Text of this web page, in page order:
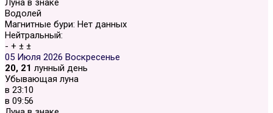
Водолей
Магнитные бури: Нет данных
Нейтральный:
- + ± ±
05 Июля 2026 Воскресенье
20, 21 лунный день
Убывающая луна
в 23:10
в 09:56